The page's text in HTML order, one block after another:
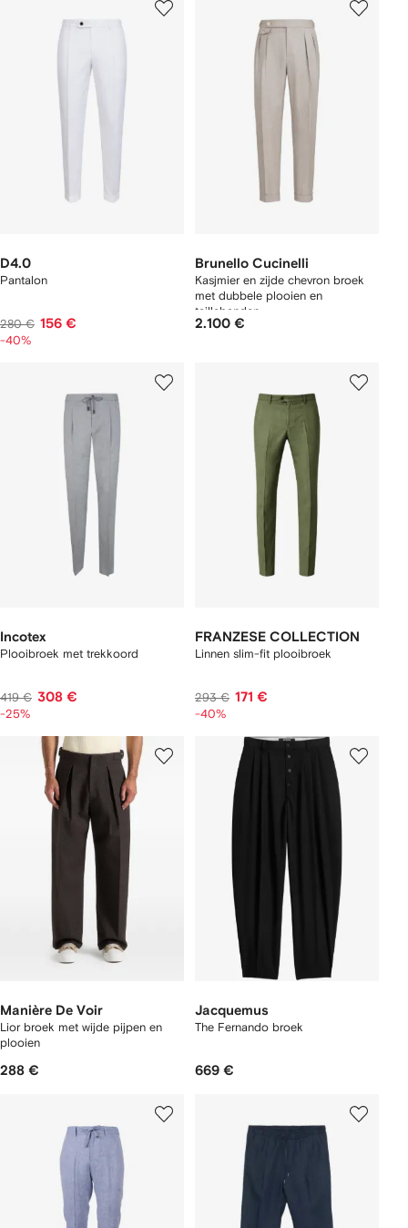
D4.0
Pantalon
280 € 156 €
-40%
Brunello Cucinelli
Kasjmier en zijde chevron broek
met dubbele plooien en
taillebanden
2.100 €
Incotex
Plooibroek met trekkoord
419 € 308 €
-25%
FRANZESE COLLECTION
Linnen slim-fit plooibroek
293 € 171 €
-40%
Manière De Voir
Lior broek met wijde pijpen en
plooien
288 €
Jacquemus
The Fernando broek
669 €